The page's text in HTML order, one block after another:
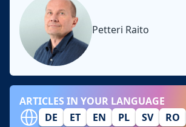
Petteri Raito
ARTICLES IN YOUR LANGUAGE
DE
ET EN PL SV RO